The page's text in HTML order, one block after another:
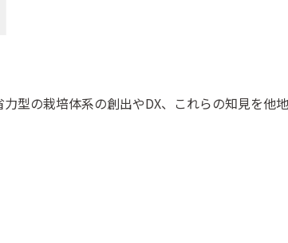
型の栽培体系の創出やDX、これらの知見を他